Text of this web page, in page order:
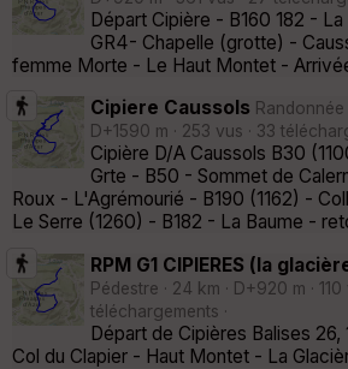
Départ Cipière - B160 182 -
GR4- Chapelle (grotte) -
femme Morte - Le Haut Montet -
Cipiere Caussols Randonnée
D+1590 m · 253 vus · 33
Cipière D/A Caussols B30
Grte - B50 - Sommet de
Roux - L'Agrémourié - B190 (1162) -
Le Serre (1260) - B182 - La Baume -
RPM G1 CIPIERES (la
Pédestre · 24 km · D+920 m · 110
téléchargements ·
Départ de Cipières Balises 26,
Col du Clapier - Haut Montet - La